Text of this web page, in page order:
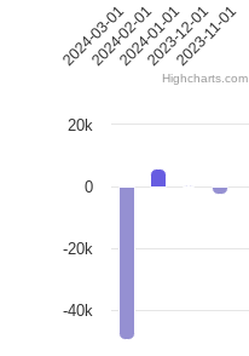
2024-03-01
2024-02-01
2024-01-01
2023-12-01
2023-11-01
Highcharts.com
-40k
-20k
0
20k